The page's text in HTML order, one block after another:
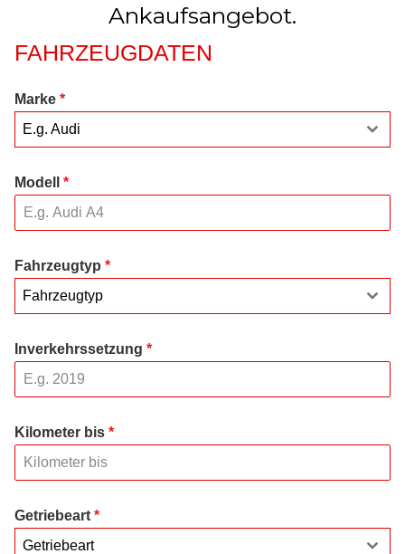
Ankaufsangebot.
FAHRZEUGDATEN
Marke *
E.g. Audi
Modell *
Fahrzeugtyp *
Fahrzeugtyp
Inverkehrssetzung *
Kilometer bis *
Getriebeart *
Getriebeart